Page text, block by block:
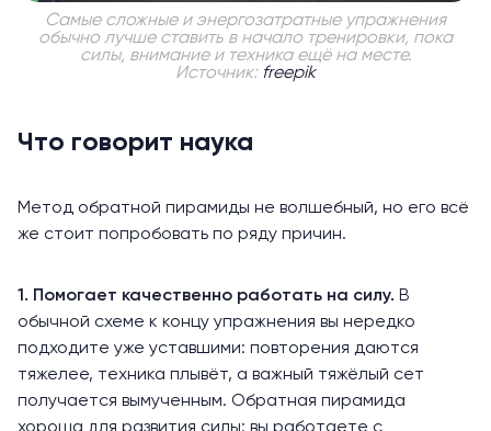
Самые сложные и энергозатратные упражнения
обычно лучше ставить в начало тренировки, пока
силы, внимание и техника ещё на месте.
Источник: freepik
Что говорит наука
Метод обратной пирамиды не волшебный, но его всё
же стоит попробовать по ряду причин.
1. Помогает качественно работать на силу. В
обычной схеме к концу упражнения вы нередко
подходите уже уставшими: повторения даются
тяжелее, техника плывёт, а важный тяжёлый сет
получается вымученным. Обратная пирамида